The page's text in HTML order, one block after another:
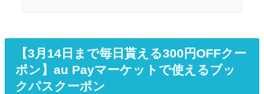
【3月14日まで毎日貰える300円OFFクー
ポン】au Payマーケットで使えるブッ
クパスクーポン